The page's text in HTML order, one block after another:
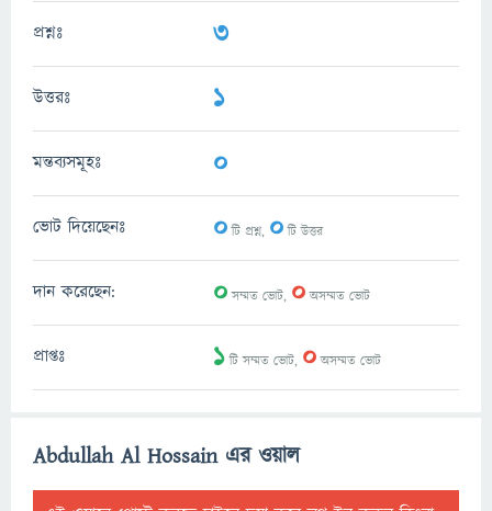
প্রশ্নঃ 3
উত্তরঃ 1
মন্তব্যসমূহঃ 0
ভোট দিয়েছেনঃ 0টি প্রশ্ন, 0টি উত্তর
দান করেছেন: 0সম্মত ভোট, 0অসম্মত ভোট
প্রাপ্তঃ 1টি সম্মত ভোট, 0অসম্মত ভোট
Abdullah Al Hossain এর ওয়াল